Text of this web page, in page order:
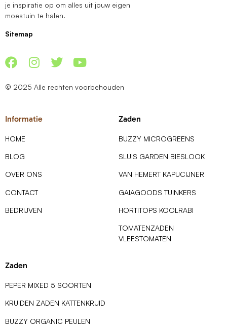
je inspiratie op om alles uit jouw eigen
moestuin te halen.
Sitemap
© 2025 Alle rechten voorbehouden
Informatie
HOME
BLOG
OVER ONS
CONTACT
BEDRIJVEN
Zaden
BUZZY MICROGREENS
SLUIS GARDEN BIESLOOK
VAN HEMERT KAPUCIJNER
GAIAGOODS TUINKERS
HORTITOPS KOOLRABI
TOMATENZADEN
VLEESTOMATEN
Zaden
PEPER MIXED 5 SOORTEN
KRUIDEN ZADEN KATTENKRUID
BUZZY ORGANIC PEULEN